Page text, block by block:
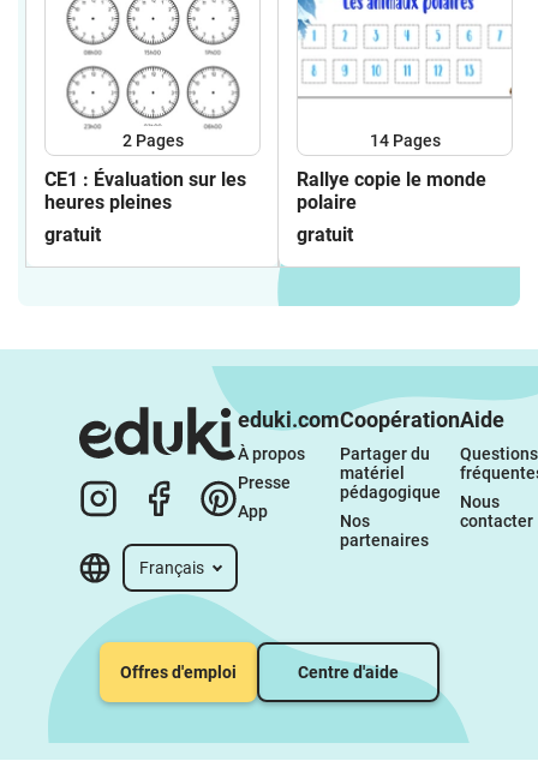
2 Pages
CE1 : Évaluation sur les
heures pleines
gratuit
14 Pages
Rallye copie le monde
polaire
gratuit
Français
eduki.com
À propos
Presse
App
Coopération
Partager du
matériel
pédagogique
Nos
partenaires
Aide
Questions
Nous
contacter
Offres d'emploi Centre d'aide